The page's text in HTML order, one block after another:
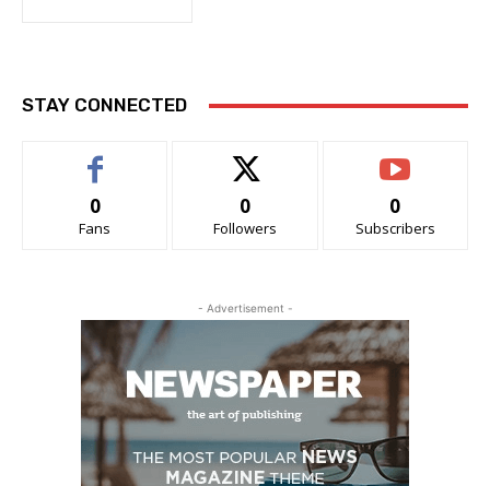
STAY CONNECTED
0
Fans
0
Followers
0
Subscribers
- Advertisement -